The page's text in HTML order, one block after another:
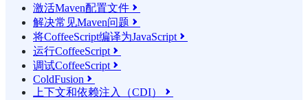
激活Maven配置文件 
解决常见Maven问题 
将CoffeeScript编译为JavaScript 
运行CoffeeScript 
调试CoffeeScript 
ColdFusion 
上下文和依赖注入（CDI） 